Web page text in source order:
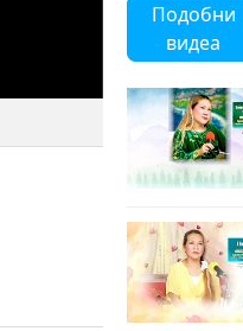
Подобни
видеа